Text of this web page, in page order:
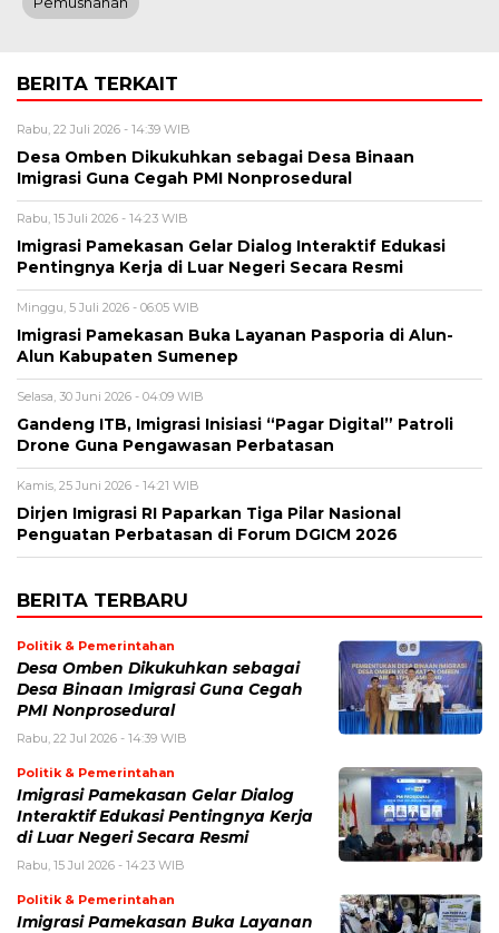
BERITA TERKAIT
Rabu, 22 Juli 2026 - 14:39 WIB
Desa Omben Dikukuhkan sebagai Desa Binaan
Imigrasi Guna Cegah PMI Nonprosedural
Rabu, 15 Juli 2026 - 14:23 WIB
Imigrasi Pamekasan Gelar Dialog Interaktif Edukasi
Pentingnya Kerja di Luar Negeri Secara Resmi
Minggu, 5 Juli 2026 - 06:05 WIB
Imigrasi Pamekasan Buka Layanan Pasporia di Alun-
Alun Kabupaten Sumenep
Selasa, 30 Juni 2026 - 04:09 WIB
Gandeng ITB, Imigrasi Inisiasi “Pagar Digital” Patroli
Drone Guna Pengawasan Perbatasan
Kamis, 25 Juni 2026 - 14:21 WIB
Dirjen Imigrasi RI Paparkan Tiga Pilar Nasional
Penguatan Perbatasan di Forum DGICM 2026
BERITA TERBARU
Politik & Pemerintahan
Desa Omben Dikukuhkan sebagai
Desa Binaan Imigrasi Guna Cegah
PMI Nonprosedural
Rabu, 22 Jul 2026 - 14:39 WIB
Politik & Pemerintahan
Imigrasi Pamekasan Gelar Dialog
Interaktif Edukasi Pentingnya Kerja
di Luar Negeri Secara Resmi
Rabu, 15 Jul 2026 - 14:23 WIB
Politik & Pemerintahan
Imigrasi Pamekasan Buka Layanan